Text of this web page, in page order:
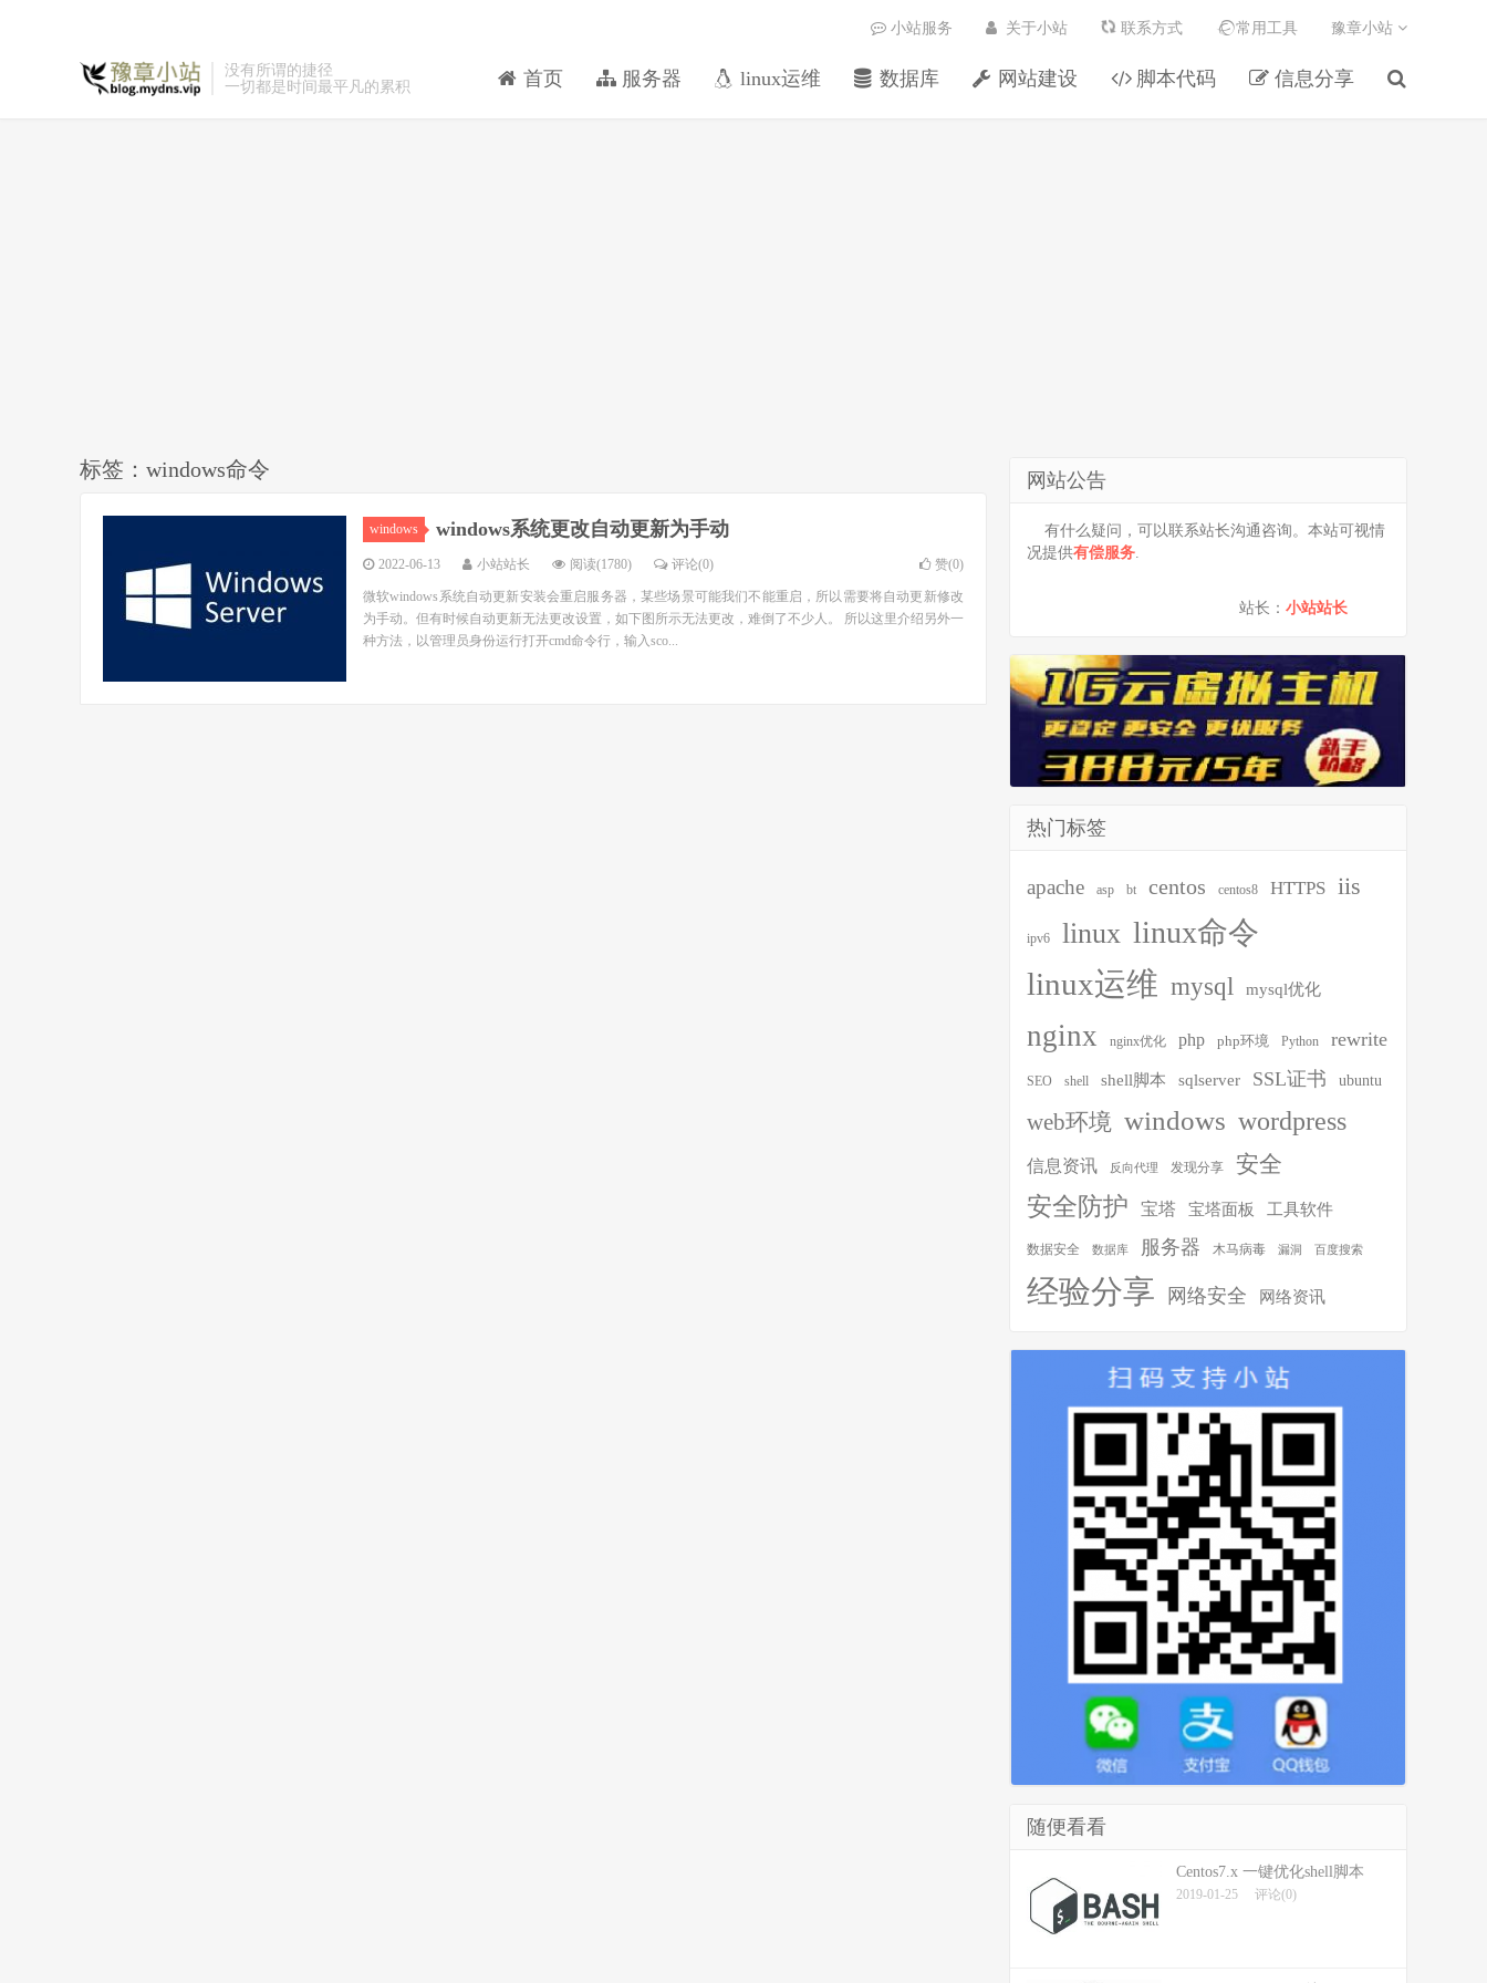
没有所谓的捷径
一切都是时间最平凡的累积
首页 服务器 linux运维 数据库 网站建设 脚本代码 信息分享
小站服务 关于小站 联系方式 常用工具 豫章小站
标签：windows命令
windows windows系统更改自动更新为手动
2022-06-13 小站站长 阅读(1780) 评论(0) 赞(0)
微软windows系统自动更新安装会重启服务器，某些场景可能我们不能重启，所以需要将自动更新修改
为手动。但有时候自动更新无法更改设置，如下图所示无法更改，难倒了不少人。 所以这里介绍另外一
种方法，以管理员身份运行打开cmd命令行，输入sco...
网站公告
有什么疑问，可以联系站长沟通咨询。本站可视情
况提供有偿服务.
站长： 小站站长
热门标签
apache asp bt centos centos8 HTTPS iis
ipv6 linux linux命令
linux运维 mysql mysql优化
nginx nginx优化 php php环境 Python rewrite
SEO shell shell脚本 sqlserver SSL证书 ubuntu
web环境 windows wordpress
信息资讯 反向代理 发现分享 安全
安全防护 宝塔 宝塔面板 工具软件
数据安全 数据库 服务器 木马病毒 漏洞 百度搜索
经验分享 网络安全 网络资讯
随便看看
Centos7.x 一键优化shell脚本
2019-01-25 评论(0)